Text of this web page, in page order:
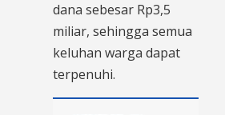
dana sebesar Rp3,5
miliar, sehingga semua
keluhan warga dapat
terpenuhi.